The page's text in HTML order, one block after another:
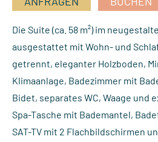
Die Suite (ca. 58 m²) im
ausgestattet mit Wohn- und
getrennt, eleganter Holzboden,
Klimaanlage, Badezimmer mit
Bidet, separates WC, Waage und
Spa-Tasche mit Bademantel,
SAT-TV mit 2 Flachbildschirmen